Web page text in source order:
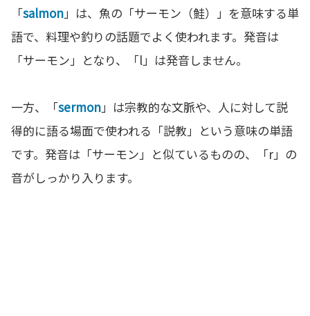
「salmon」は、魚の「サーモン（鮭）」を意味する単
語で、料理や釣りの話題でよく使われます。発音は
「サーモン」となり、「l」は発音しません。
一方、「sermon」は宗教的な文脈や、人に対して説
得的に語る場面で使われる「説教」という意味の単語
です。発音は「サーモン」と似ているものの、「r」の
音がしっかり入ります。